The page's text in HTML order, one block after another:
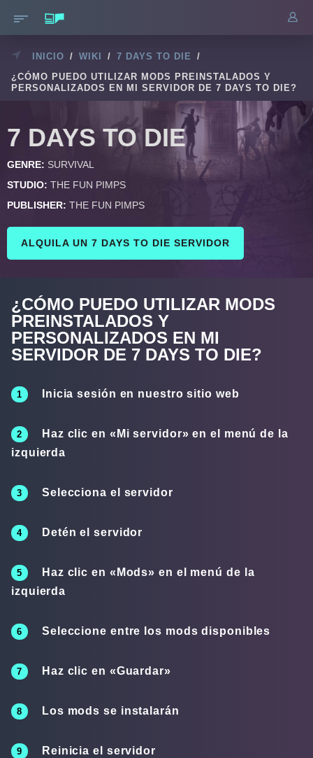
INICIO / WIKI / 7 DAYS TO DIE
/
¿CÓMO PUEDO UTILIZAR MODS PREINSTALADOS Y
PERSONALIZADOS EN MI SERVIDOR DE 7 DAYS TO DIE?
7 DAYS TO DIE
GENRE: SURVIVAL
STUDIO: THE FUN PIMPS
PUBLISHER: THE FUN PIMPS
ALQUILA UN 7 DAYS TO DIE SERVIDOR
¿CÓMO PUEDO UTILIZAR MODS
PREINSTALADOS Y
PERSONALIZADOS EN MI
SERVIDOR DE 7 DAYS TO DIE?
Inicia sesión en nuestro sitio web
Haz clic en « Mi servidor» en el menú de la
izquierda
Selecciona el servidor
Detén el servidor
Haz clic en « Mods» en el menú de la
izquierda
Seleccione entre los mods disponibles
Haz clic en «Guardar»
Los mods se instalarán
Reinicia el servidor